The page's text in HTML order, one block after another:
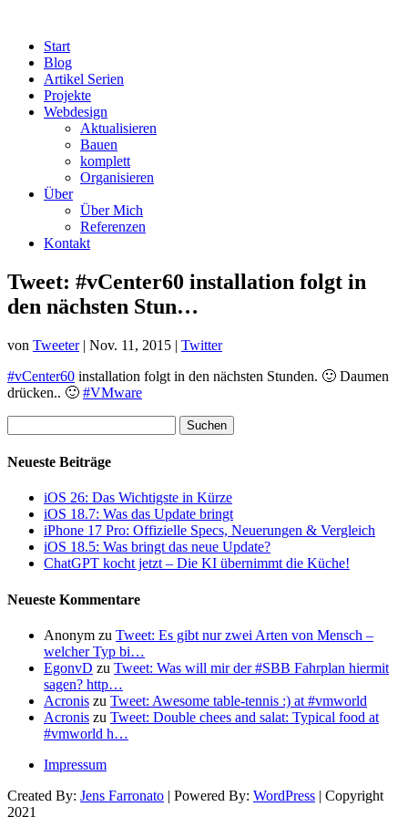
Start
Blog
Artikel Serien
Projekte
Webdesign
Aktualisieren
Bauen
komplett
Organisieren
Über
Über Mich
Referenzen
Kontakt
Tweet: #vCenter60 installation folgt in
den nächsten Stun…
von Tweeter| Nov. 11, 2015 | Twitter
#vCenter60 installation folgt in den nächsten Stunden. 🙂 Daumen
drücken.. 🙂 #VMware
nach:
Neueste Beiträge
iOS 26: Das Wichtigste in Kürze
iOS 18.7: Was das Update bringt
iPhone 17 Pro: Offizielle Specs, Neuerungen & Vergleich
iOS 18.5: Was bringt das neue Update?
ChatGPT kocht jetzt – Die KI übernimmt die Küche!
Neueste Kommentare
Anonym zu Tweet: Es gibt nur zwei Arten von Mensch –
welcher Typ bi…
EgonvD zu Tweet: Was will mir der #SBB Fahrplan hiermit
sagen? http…
Acronis zu Tweet: Awesome table-tennis :) at #vmworld
Acronis zu Tweet: Double chees and salat: Typical food at
#vmworld h…
Impressum
Created By: Jens Farronato | Powered By: WordPress | Copyright
2021